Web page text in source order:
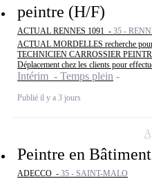
peintre (H/F)
ACTUAL RENNES 1091 - 35 -
ACTUAL MORDELLES recherche pour
TECHNICIEN CARROSSIER
Déplacement chez les clients pour
Intérim - Temps plein
Publié il y a 3 jours
Peintre en
ADECCO - 35 - SAINT-MALO